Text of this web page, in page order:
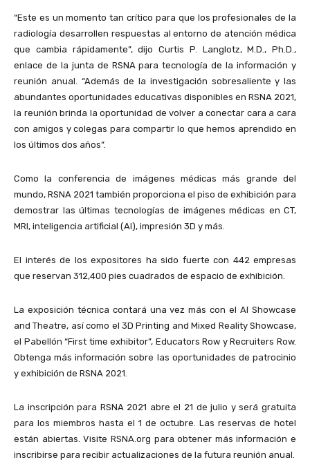
“Este es un momento tan crítico para que los profesionales de la
radiología desarrollen respuestas al entorno de atención médica
que cambia rápidamente”, dijo Curtis P. Langlotz, M.D., Ph.D.,
enlace de la junta de RSNA para tecnología de la información y
reunión anual. “Además de la investigación sobresaliente y las
abundantes oportunidades educativas disponibles en RSNA 2021,
la reunión brinda la oportunidad de volver a conectar cara a cara
con amigos y colegas para compartir lo que hemos aprendido en
los últimos dos años”.
Como la conferencia de imágenes médicas más grande del
mundo, RSNA 2021 también proporciona el piso de exhibición para
demostrar las últimas tecnologías de imágenes médicas en CT,
MRI, inteligencia artificial (AI), impresión 3D y más.
El interés de los expositores ha sido fuerte con 442 empresas
que reservan 312,400 pies cuadrados de espacio de exhibición.
La exposición técnica contará una vez más con el AI Showcase
and Theatre, así como el 3D Printing and Mixed Reality Showcase,
el Pabellón “First time exhibitor”, Educators Row y Recruiters Row.
Obtenga más información sobre las oportunidades de patrocinio
y exhibición de RSNA 2021.
La inscripción para RSNA 2021 abre el 21 de julio y será gratuita
para los miembros hasta el 1 de octubre. Las reservas de hotel
están abiertas. Visite RSNA.org para obtener más información e
inscribirse para recibir actualizaciones de la futura reunión anual.